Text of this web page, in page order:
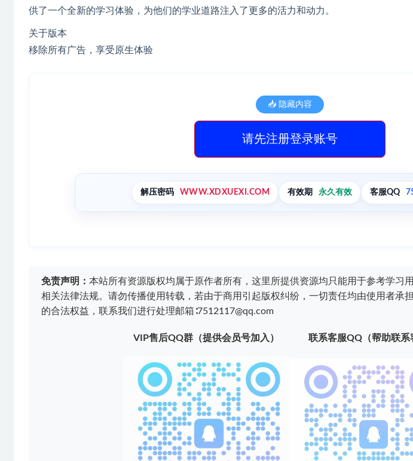
供了一个全新的学习体验，为他们的学业道路注入了更多的活力和动力。
关于版本
移除所有广告，享受原生体验
📥 隐藏内容
请先注册登录账号
解压密码 WWW.XDXUEXI.COM 有效期 永久有效 客服QQ
免责声明： 本站所有资源版权均属于原作者所有，这里所提供资源均只能用于参考学习
相关法律法规。请勿传播使用转载，若由于商用引起版权纠纷，一切责任均由使用者承
的合法权益，联系我们进行处理邮箱∶7512117@qq.com
VIP售后QQ群（提供会员号加入） 联系客服QQ（帮助联系